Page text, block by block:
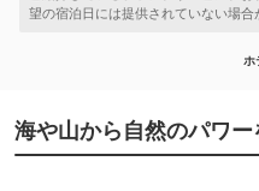
ホ
海や山から自然のパワー